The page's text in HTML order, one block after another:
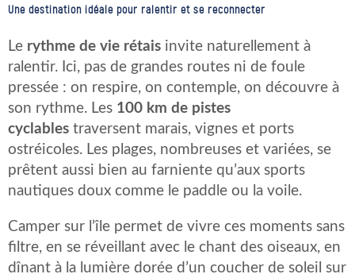
Une destination idéale pour ralentir et se reconnecter
Le rythme de vie rétais invite naturellement à
ralentir. Ici, pas de grandes routes ni de foule
pressée : on respire, on contemple, on découvre à
son rythme. Les 100 km de pistes
cyclables traversent marais, vignes et ports
ostréicoles. Les plages, nombreuses et variées, se
prêtent aussi bien au farniente qu’aux sports
nautiques doux comme le paddle ou la voile.
Camper sur l’île permet de vivre ces moments sans
filtre, en se réveillant avec le chant des oiseaux, en
dînant à la lumière dorée d’un coucher de soleil sur